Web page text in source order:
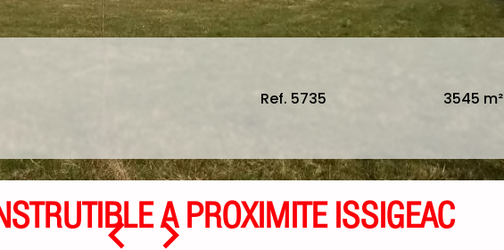
Ref. 5735 3545 m²
A PROXIMITE ISSIGEAC